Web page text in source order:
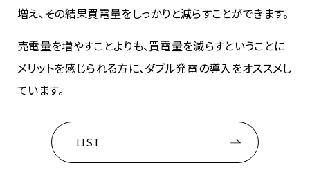
増え、その結果買電量をしっかりと減らすことができます。
売電量を増やすことよりも、買電量を減らすということに
メリットを感じられる方に、ダブル発電の導入をオススメし
ています。
LIST